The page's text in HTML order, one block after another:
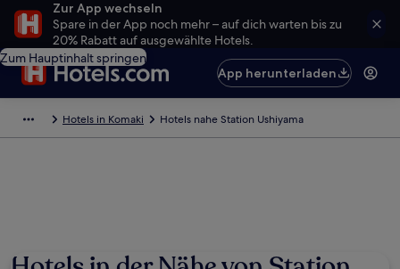
Zur App wechseln
Spare in der App noch mehr – auf dich warten bis zu
20% Rabatt auf ausgewählte Hotels.
Zum Hauptinhalt springen
App herunterladen
Hotels in Komaki Hotels nahe Station Ushiyama